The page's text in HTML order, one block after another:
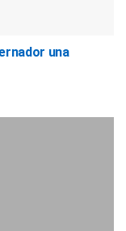
una